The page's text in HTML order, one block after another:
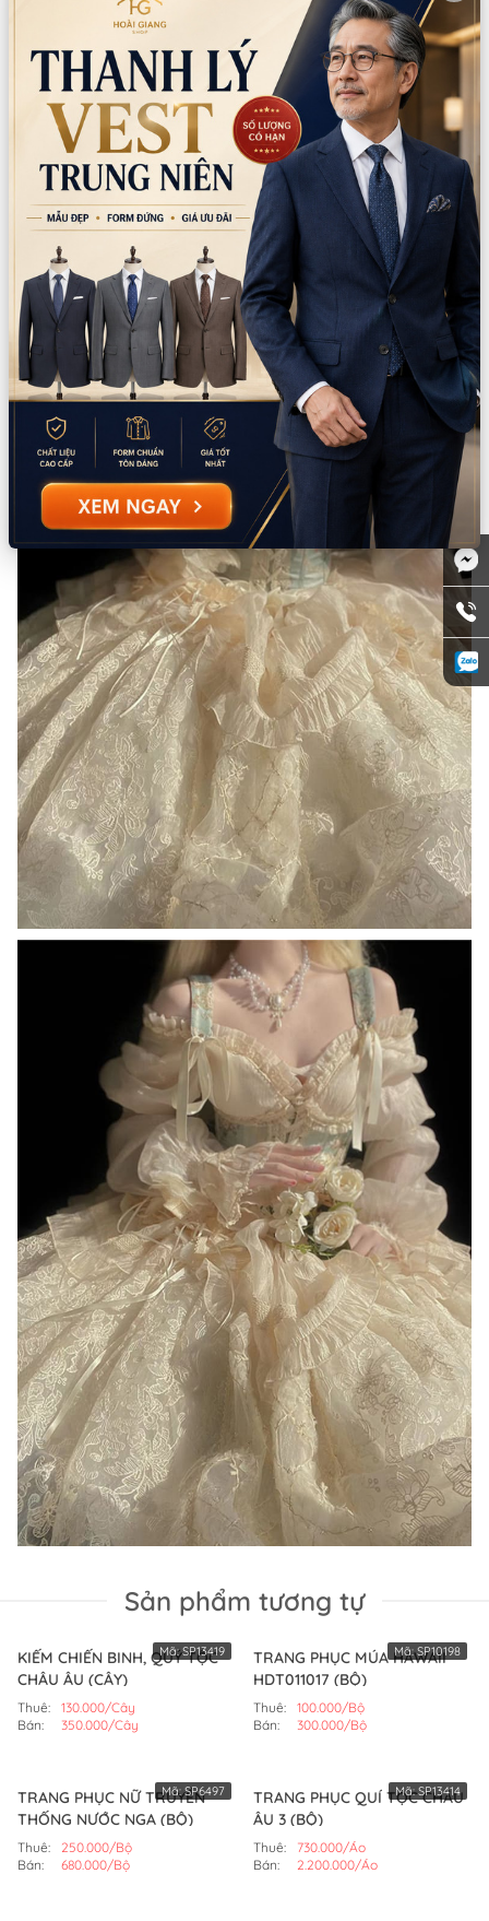
Sản phẩm tương tự
KIẾM CHIẾN BINH, QUÝ TỘC
CHÂU ÂU (CÂY)
Thuê:
130.000/Cây
Bán:
350.000/Cây
Mã:SP13419
TRANG PHỤC MÚA HAWAII
HDT011017 (BỘ)
Thuê:
100.000/Bộ
Bán:
300.000/Bộ
Mã:SP10198
TRANG PHỤC NỮ TRUYỀN
THỐNG NƯỚC NGA (BỘ)
Thuê:
250.000/Bộ
Bán:
680.000/Bộ
Mã:SP6497
TRANG PHỤC QUÍ TỘC CHÂU
ÂU 3 (BỘ)
Thuê:
730.000/Áo
Bán:
2.200.000/Áo
Mã:SP13414